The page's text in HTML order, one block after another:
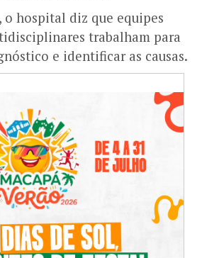
o hospital diz que equipes
trabalham para
e identificar as causas.